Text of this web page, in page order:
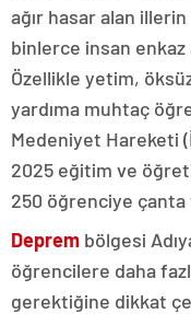
ağır hasar alan illerin
binlerce insan enkaz
Özellikle yetim,
yardıma muhtaç
Medeniyet Hareketi
2025 eğitim ve
250 öğrenciye çanta
Deprem bölgesi
öğrencilere daha
gerektiğine dikkat